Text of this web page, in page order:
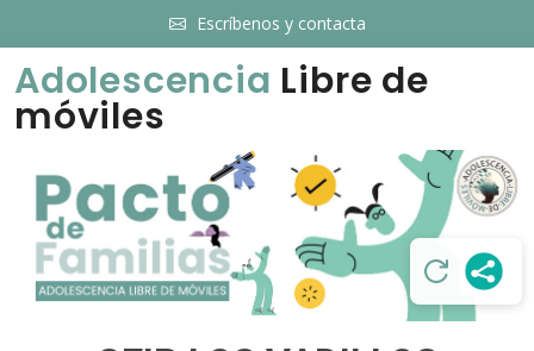
Escríbenos y contacta
Adolescencia Libre de
móviles